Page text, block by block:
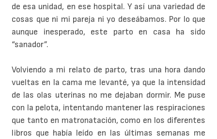
de esa unidad, en ese hospital. Y así una variedad de
cosas que ni mi pareja ni yo deseábamos. Por lo que
aunque inesperado, este parto en casa ha sido
“sanador”.
Volviendo a mi relato de parto, tras una hora dando
vueltas en la cama me levanté, ya que la intensidad
de las olas uterinas no me dejaban dormir. Me puse
con la pelota, intentando mantener las respiraciones
que tanto en matronatación, como en los diferentes
libros que había leído en las últimas semanas me